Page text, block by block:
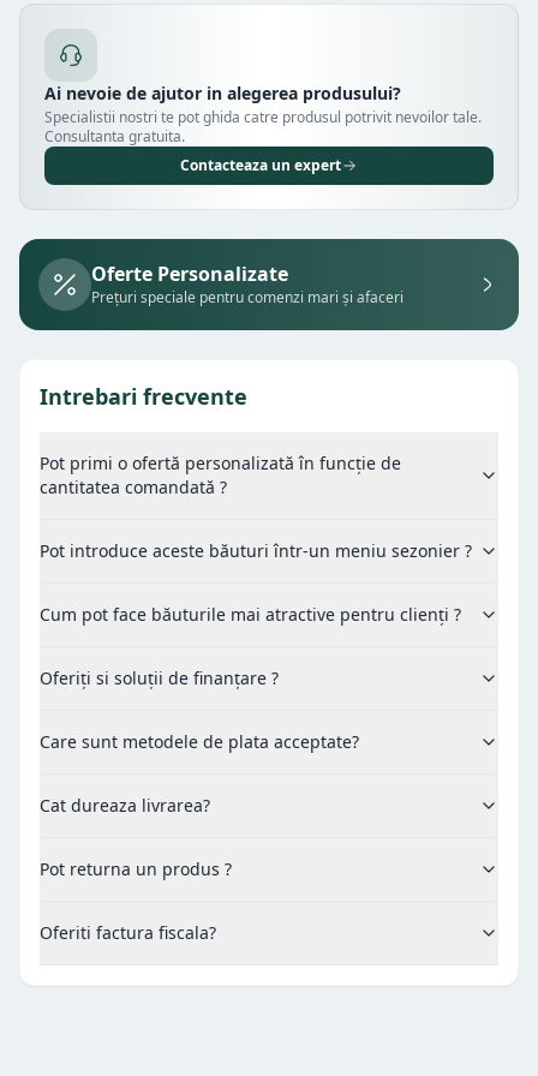
Ai nevoie de ajutor in alegerea produsului?
Specialistii nostri te pot ghida catre produsul potrivit nevoilor tale.
Consultanta gratuita.
Contacteaza un expert
Oferte Personalizate
Prețuri speciale pentru comenzi mari și afaceri
Intrebari frecvente
Pot primi o ofertă personalizată în funcție de
cantitatea comandată ?
Pot introduce aceste băuturi într-un meniu sezonier ?
Cum pot face băuturile mai atractive pentru clienți ?
Oferiți si soluții de finanțare ?
Care sunt metodele de plata acceptate?
Cat dureaza livrarea?
Pot returna un produs ?
Oferiti factura fiscala?